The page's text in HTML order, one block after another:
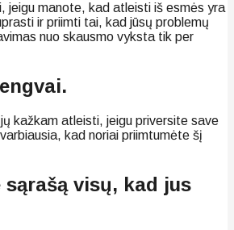
jeigu manote, kad atleisti iš esmės yra
ir priimti tai, kad jūsų problemų
nuo skausmo vyksta tik per
kažkam atleisti, jeigu priversite save
kad noriai priimtumėte šį
sąrašą visų, kad jus